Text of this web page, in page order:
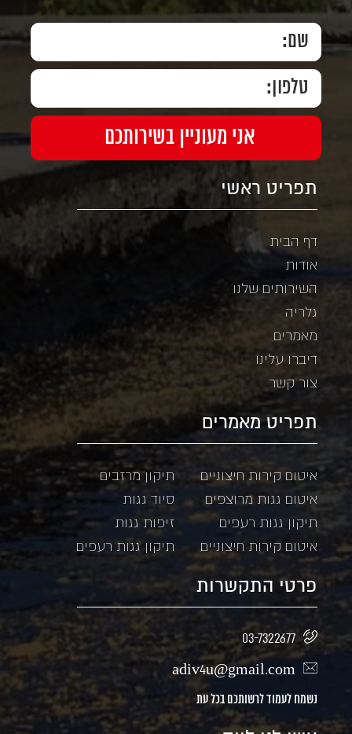
תפריט ראשי
דף הבית
אודות
השירותים שלנו
גלריה
מאמרים
דיברו עלינו
צור קשר
תפריט מאמרים
איטום קירות חיצוניים
תיקון מרזבים
איטום גגות מרוצפים
סיוד גגות
תיקון גגות רעפים
זיפות גגות
איטום קירות חיצוניים
תיקון גגות רעפים
פרטי התקשרות
03-7322677
adiv4u@gmail.com
נשמח לעמוד לרשותכם בכל עת